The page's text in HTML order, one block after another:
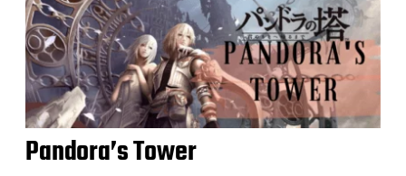
Pandora’s Tower